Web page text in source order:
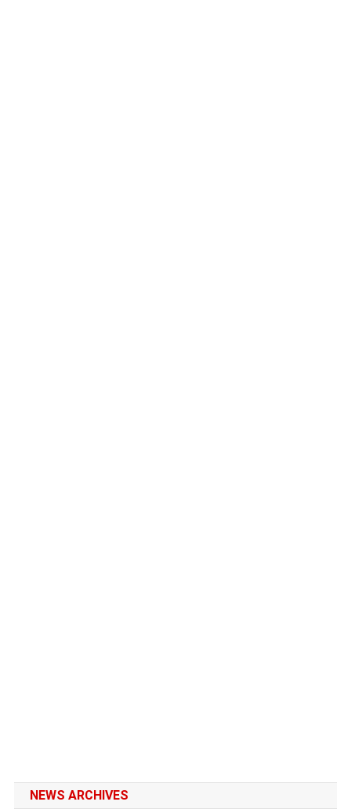
NEWS ARCHIVES